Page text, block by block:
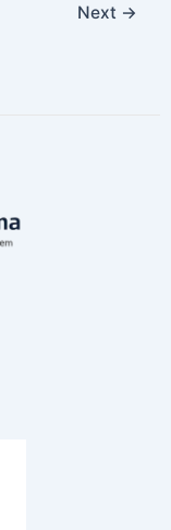
Next →